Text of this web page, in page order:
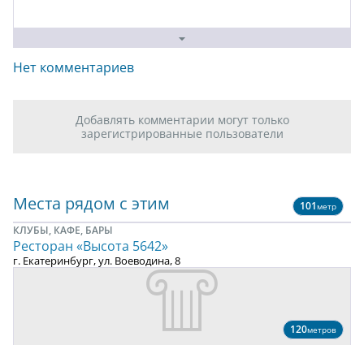
Нет комментариев
Добавлять комментарии могут только
зарегистрированные пользователи
Места рядом с этим 101метр
КЛУБЫ, КАФЕ, БАРЫ
Ресторан «Высота 5642»
г. Екатеринбург, ул. Воеводина, 8
120метров